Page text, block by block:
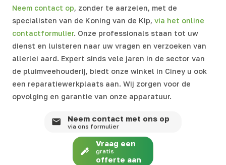
Neem contact op, zonder te aarzelen, met de
specialisten van de Koning van de Kip, via het online
contactformulier. Onze professionals staan tot uw
dienst en luisteren naar uw vragen en verzoeken van
allerlei aard. Expert sinds vele jaren in de sector van
de pluimveehouderij, biedt onze winkel in Ciney u ook
een reparatiewerkplaats aan. Wij zorgen voor de
opvolging en garantie van onze apparatuur.
Neem contact met ons op
via ons formulier
Vraag een
gratis
offerte aan